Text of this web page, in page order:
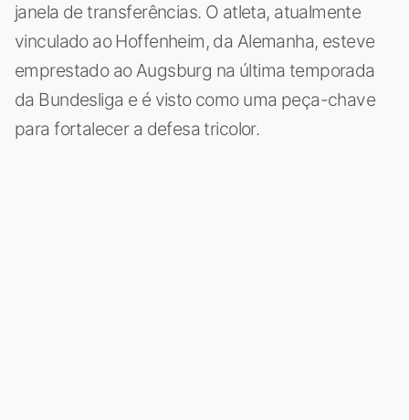
janela de transferências. O atleta, atualmente
vinculado ao Hoffenheim, da Alemanha, esteve
emprestado ao Augsburg na última temporada
da Bundesliga e é visto como uma peça-chave
para fortalecer a defesa tricolor.